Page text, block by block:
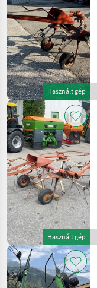
Használt gép
Használt gép